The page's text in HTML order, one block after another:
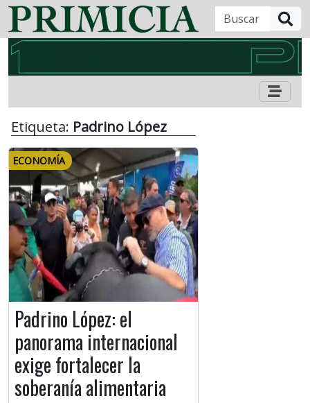
Etiqueta: Padrino López
ECONOMÍA
Padrino López: el
panorama internacional
exige fortalecer la
soberanía alimentaria